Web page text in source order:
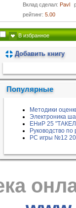
Вклад сделал: Pavl
рейтинг: 5.00
В избранное
Добавить книгу
Популярные
Методики
Электроника
ЕНиР 25
Руководство
РС игры №12